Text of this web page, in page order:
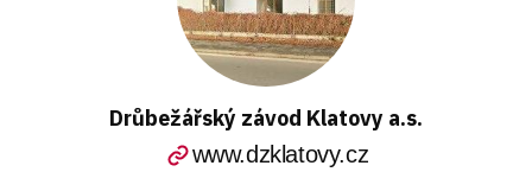
Drůbežářský závod Klatovy a.s.
www.dzklatovy.cz